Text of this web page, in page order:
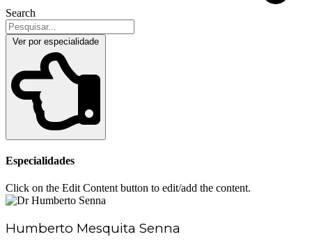
Search
Ver por especialidade
Especialidades
Click on the Edit Content button to edit/add the content.
Humberto Mesquita Senna